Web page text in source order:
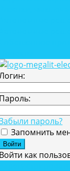
пароль?
Запомнить
как